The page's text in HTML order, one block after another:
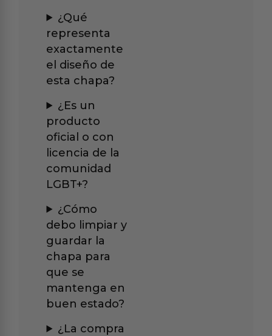
¿Qué
representa
exactamente
el diseño de
esta chapa?
¿Es un
producto
oficial o con
licencia de la
comunidad
LGBT+?
¿Cómo
debo limpiar y
guardar la
chapa para
que se
mantenga en
buen estado?
¿La compra